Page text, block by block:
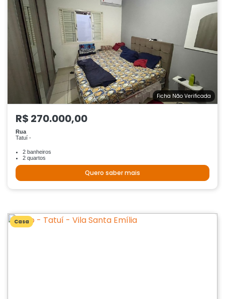
Ficha Não Verificada
R$ 270.000,00
Rua
Tatuí -
2 banheiros
2 quartos
Quero saber mais
Casa